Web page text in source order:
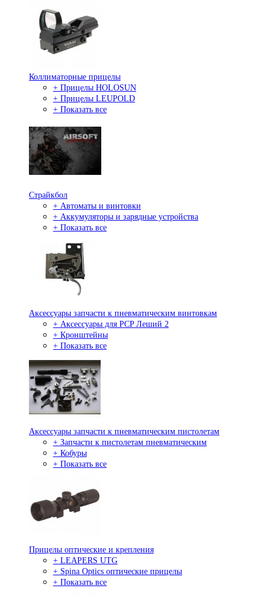
Коллиматорные прицелы
+ Прицелы HOLOSUN
+ Прицелы LEUPOLD
+ Показать все
Страйкбол
+ Автоматы и винтовки
+ Аккумуляторы и зарядные устройства
+ Показать все
Аксессуары запчасти к пневматическим винтовкам
+ Аксессуары для PCP Леший 2
+ Кронштейны
+ Показать все
Аксессуары запчасти к пневматическим пистолетам
+ Запчасти к пистолетам пневматическим
+ Кобуры
+ Показать все
Прицелы оптические и крепления
+ LEAPERS UTG
+ Spina Optics оптические прицелы
+ Показать все